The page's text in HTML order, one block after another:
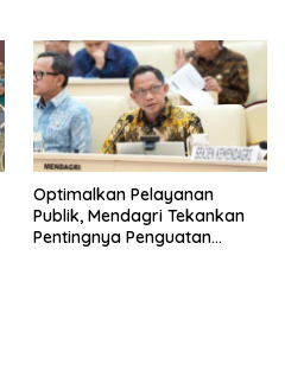
Optimalkan Pelayanan
Publik, Mendagri Tekankan
Pentingnya Penguatan